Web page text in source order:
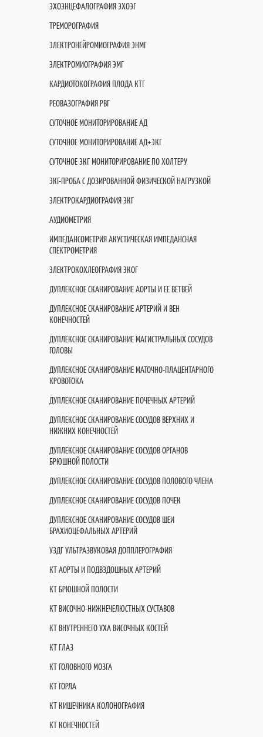
ЭХОЭНЦЕФАЛОГРАФИЯ ЭХОЭГ
ТРЕМОРОГРАФИЯ
ЭЛЕКТРОНЕЙРОМИОГРАФИЯ ЭНМГ
ЭЛЕКТРОМИОГРАФИЯ ЭМГ
КАРДИОТОКОГРАФИЯ ПЛОДА КТГ
РЕОВАЗОГРАФИЯ РВГ
СУТОЧНОЕ МОНИТОРИРОВАНИЕ АД
СУТОЧНОЕ МОНИТОРИРОВАНИЕ АД+ЭКГ
СУТОЧНОЕ ЭКГ МОНИТОРИРОВАНИЕ ПО ХОЛТЕРУ
ЭКГ-ПРОБА С ДОЗИРОВАННОЙ ФИЗИЧЕСКОЙ НАГРУЗКОЙ
ЭЛЕКТРОКАРДИОГРАФИЯ ЭКГ
АУДИОМЕТРИЯ
ИМПЕДАНСОМЕТРИЯ АКУСТИЧЕСКАЯ ИМПЕДАНСНАЯ
СПЕКТРОМЕТРИЯ
ЭЛЕКТРОКОХЛЕОГРАФИЯ ЭКОГ
ДУПЛЕКСНОЕ СКАНИРОВАНИЕ АОРТЫ И ЕЕ ВЕТВЕЙ
ДУПЛЕКСНОЕ СКАНИРОВАНИЕ АРТЕРИЙ И ВЕН
КОНЕЧНОСТЕЙ
ДУПЛЕКСНОЕ СКАНИРОВАНИЕ МАГИСТРАЛЬНЫХ СОСУДОВ
ГОЛОВЫ
ДУПЛЕКСНОЕ СКАНИРОВАНИЕ МАТОЧНО-ПЛАЦЕНТАРНОГО
КРОВОТОКА
ДУПЛЕКСНОЕ СКАНИРОВАНИЕ ПОЧЕЧНЫХ АРТЕРИЙ
ДУПЛЕКСНОЕ СКАНИРОВАНИЕ СОСУДОВ ВЕРХНИХ И
НИЖНИХ КОНЕЧНОСТЕЙ
ДУПЛЕКСНОЕ СКАНИРОВАНИЕ СОСУДОВ ОРГАНОВ
БРЮШНОЙ ПОЛОСТИ
ДУПЛЕКСНОЕ СКАНИРОВАНИЕ СОСУДОВ ПОЛОВОГО ЧЛЕНА
ДУПЛЕКСНОЕ СКАНИРОВАНИЕ СОСУДОВ ПОЧЕК
ДУПЛЕКСНОЕ СКАНИРОВАНИЕ СОСУДОВ ШЕИ
БРАХИОЦЕФАЛЬНЫХ АРТЕРИЙ
УЗДГ УЛЬТРАЗВУКОВАЯ ДОППЛЕРОГРАФИЯ
КТ АОРТЫ И ПОДВЗДОШНЫХ АРТЕРИЙ
КТ БРЮШНОЙ ПОЛОСТИ
КТ ВИСОЧНО-НИЖНЕЧЕЛЮСТНЫХ СУСТАВОВ
КТ ВНУТРЕННЕГО УХА ВИСОЧНЫХ КОСТЕЙ
КТ ГЛАЗ
КТ ГОЛОВНОГО МОЗГА
КТ ГОРЛА
КТ КИШЕЧНИКА КОЛОНОГРАФИЯ
КТ КОНЕЧНОСТЕЙ